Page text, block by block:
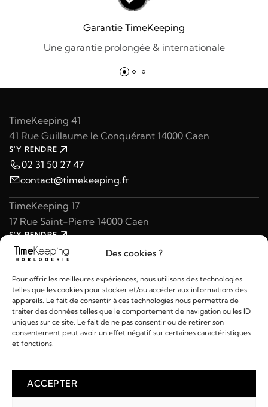
Des cookies ?
Pour offrir les meilleures expériences, nous utilisons des technologies
telles que les cookies pour stocker et/ou accéder aux informations des
appareils. Le fait de consentir à ces technologies nous permettra de
traiter des données telles que le comportement de navigation ou les ID
uniques sur ce site. Le fait de ne pas consentir ou de retirer son
consentement peut avoir un effet négatif sur certaines caractéristiques
et fonctions.
ACCEPTER
Garantie TimeKeeping
Une garantie prolongée & internationale
TimeKeeping 41
41 Rue Guillaume le Conquérant 14000 Caen
S'Y RENDRE
02 31 50 27 47
contact@timekeeping.fr
TimeKeeping 17
17 Rue Saint-Pierre 14000 Caen
S'Y RENDRE
02 31 47 49 97
Liens utiles